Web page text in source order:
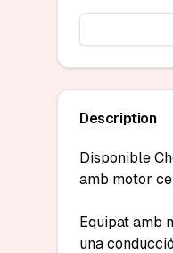
Description
Disponible
amb motor
Equipat amb
una